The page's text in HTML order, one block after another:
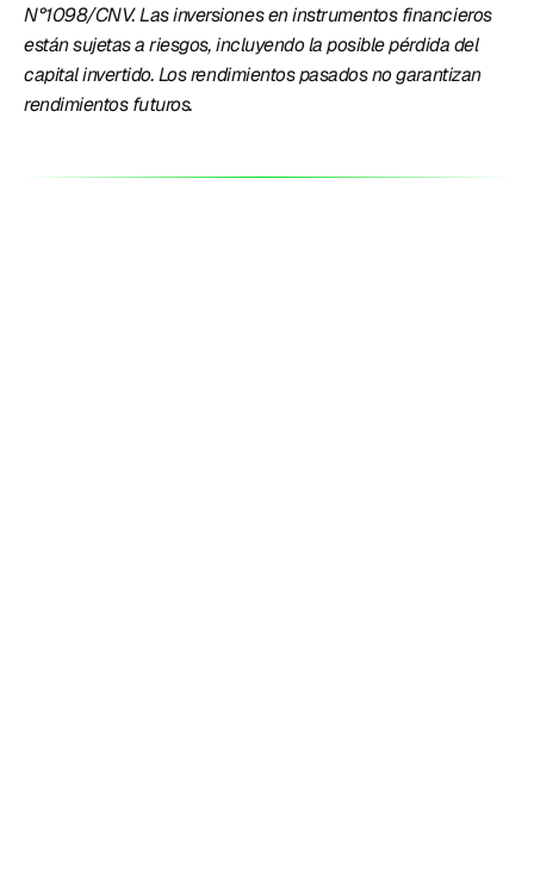
N°1098/CNV. Las inversiones en instrumentos financieros
están sujetas a riesgos, incluyendo la posible pérdida del
capital invertido. Los rendimientos pasados no garantizan
rendimientos futuros.